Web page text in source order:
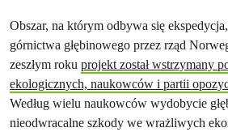
Obszar, na którym odbywa się
górnictwa głębinowego przez rząd
zeszłym roku projekt został wstrzymany
ekologicznych, naukowców i partii
Według wielu naukowców wydobycie
nieodwracalne szkody we wrażliwych